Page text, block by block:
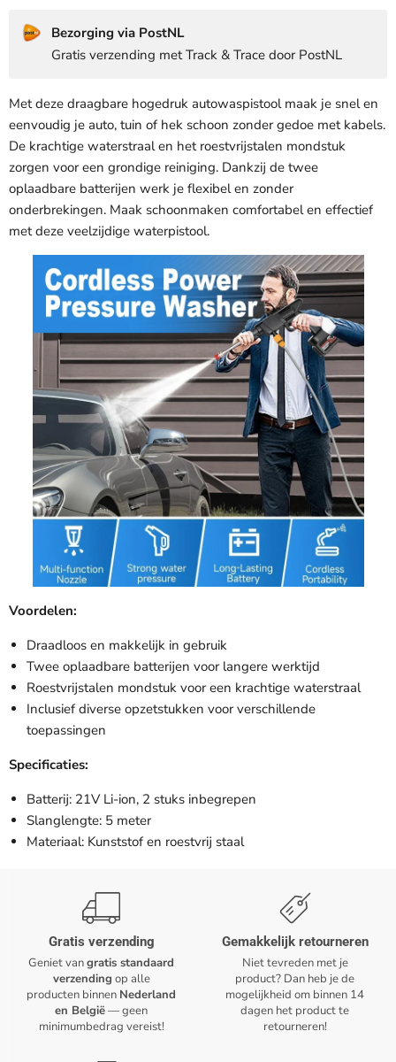
Bezorging via PostNL
Gratis verzending met Track & Trace door PostNL
Met deze draagbare hogedruk autowaspistool maak je snel en
eenvoudig je auto, tuin of hek schoon zonder gedoe met kabels.
De krachtige waterstraal en het roestvrijstalen mondstuk
zorgen voor een grondige reiniging. Dankzij de twee
oplaadbare batterijen werk je flexibel en zonder
onderbrekingen. Maak schoonmaken comfortabel en effectief
met deze veelzijdige waterpistool.
Voordelen:
Draadloos en makkelijk in gebruik
Twee oplaadbare batterijen voor langere werktijd
Roestvrijstalen mondstuk voor een krachtige waterstraal
Inclusief diverse opzetstukken voor verschillende
toepassingen
Specificaties:
Batterij: 21V Li-ion, 2 stuks inbegrepen
Slanglengte: 5 meter
Materiaal: Kunststof en roestvrij staal
Gratis verzending
Geniet vangratis standaard
verzending op alle
producten binnen Nederland
en België— geen
minimumbedrag vereist!
Gemakkelijk retourneren
Niet tevreden met je
product? Dan heb je de
mogelijkheid om binnen 14
dagen het product te
retourneren!